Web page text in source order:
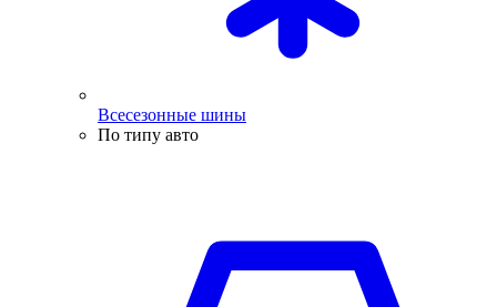
Всесезонные шины
По типу авто